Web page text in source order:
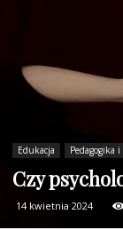
Edukacja Pedagogika
Czy
14 kwietnia 2024